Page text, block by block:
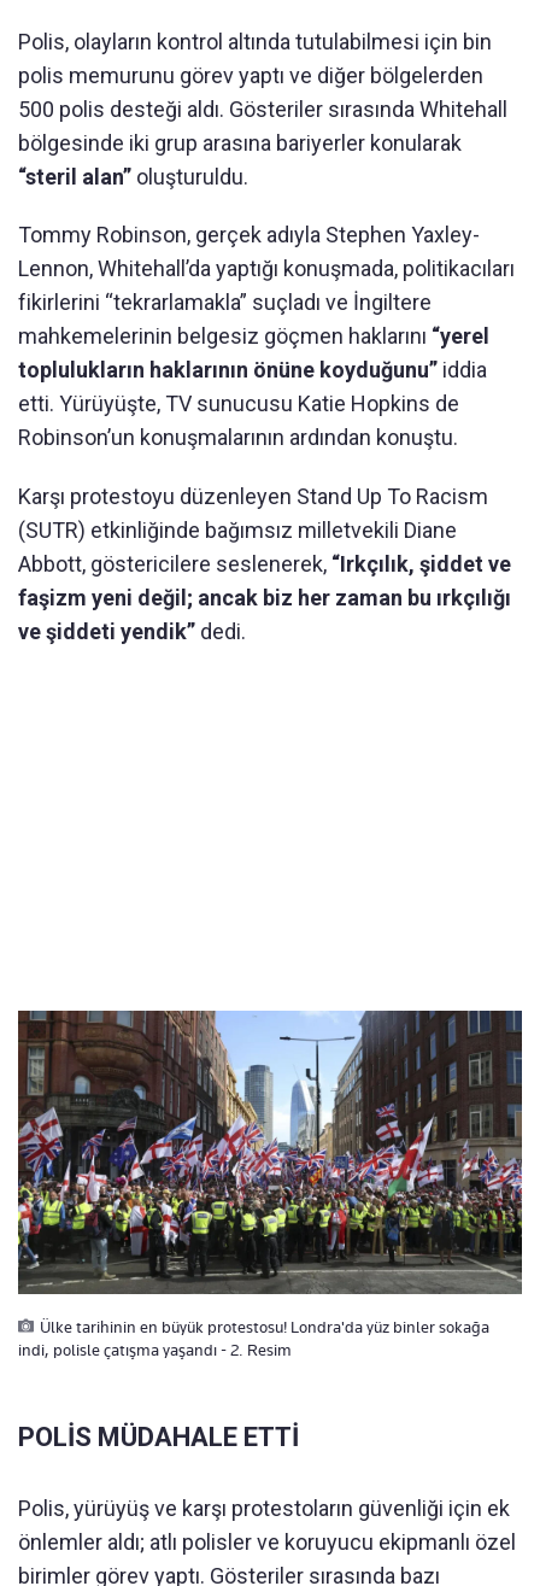
Polis, olayların kontrol altında tutulabilmesi için bin
polis memurunu görev yaptı ve diğer bölgelerden
500 polis desteği aldı. Gösteriler sırasında Whitehall
bölgesinde iki grup arasına bariyerler konularak
“steril alan” oluşturuldu.
Tommy Robinson, gerçek adıyla Stephen Yaxley-
Lennon, Whitehall’da yaptığı konuşmada, politikacıları
fikirlerini “tekrarlamakla” suçladı ve İngiltere
mahkemelerinin belgesiz göçmen haklarını “yerel
toplulukların haklarının önüne koyduğunu” iddia
etti. Yürüyüşte, TV sunucusu Katie Hopkins de
Robinson’un konuşmalarının ardından konuştu.
Karşı protestoyu düzenleyen Stand Up To Racism
(SUTR) etkinliğinde bağımsız milletvekili Diane
Abbott, göstericilere seslenerek, “Irkçılık, şiddet ve
faşizm yeni değil; ancak biz her zaman bu ırkçılığı
ve şiddeti yendik” dedi.
Ülke tarihinin en büyük protestosu! Londra'da yüz binler sokağa
indi, polisle çatışma yaşandı - 2. Resim
POLİS MÜDAHALE ETTİ
Polis, yürüyüş ve karşı protestoların güvenliği için ek
önlemler aldı; atlı polisler ve koruyucu ekipmanlı özel
birimler görev yaptı. Gösteriler sırasında bazı